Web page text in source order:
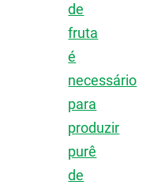
de
fruta
é
necessário
para
produzir
purê
de